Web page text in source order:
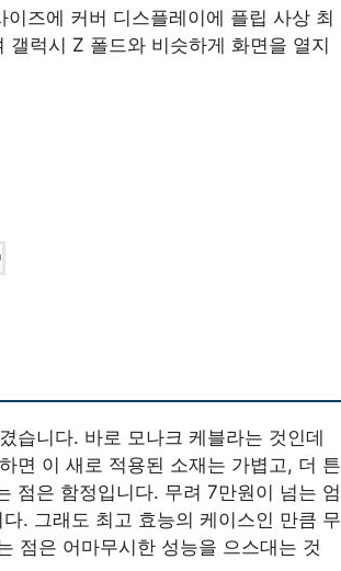
즈에 커버 디스플레이에 플립 사상 최
럭시 Z 폴드와 비슷하게 화면을 열지
습니다. 바로 모나크 케블라는 것인데
면 이 새로 적용된 소재는 가볍고, 더 튼
점은 함정입니다. 무려 7만원이 넘는 엄
. 그래도 최고 효능의 케이스인 만큼 무
점은 어마무시한 성능을 으스대는 것